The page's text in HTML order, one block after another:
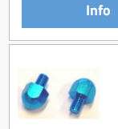
Info